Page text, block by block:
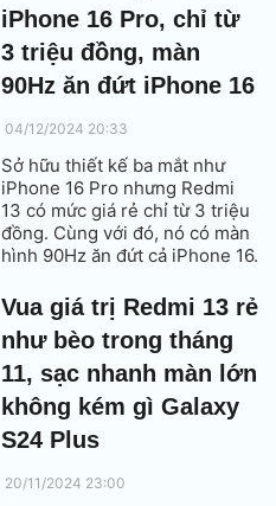
iPhone 16 Pro, chỉ từ
3 triệu đồng, màn
90Hz ăn đứt iPhone 16
04/12/2024 20:33
Sở hữu thiết kế ba mắt như
iPhone 16 Pro nhưng Redmi
13 có mức giá rẻ chỉ từ 3 triệu
đồng. Cùng với đó, nó có màn
hình 90Hz ăn đứt cả iPhone 16.
Vua giá trị Redmi 13 rẻ
như bèo trong tháng
11, sạc nhanh màn lớn
không kém gì Galaxy
S24 Plus
20/11/2024 23:00